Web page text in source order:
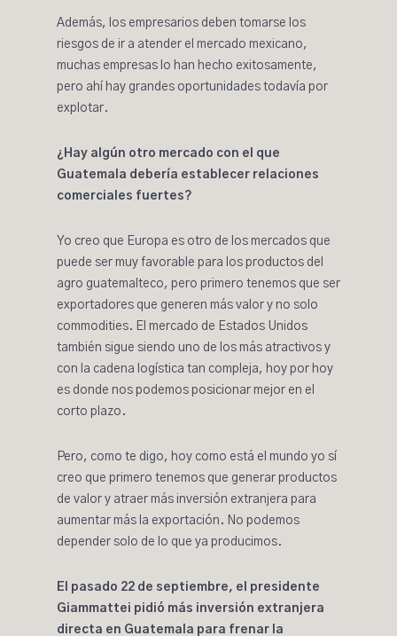
Además, los empresarios deben tomarse los
riesgos de ir a atender el mercado mexicano,
muchas empresas lo han hecho exitosamente,
pero ahí hay grandes oportunidades todavía por
explotar.
¿Hay algún otro mercado con el que
Guatemala debería establecer relaciones
comerciales fuertes?
Yo creo que Europa es otro de los mercados que
puede ser muy favorable para los productos del
agro guatemalteco, pero primero tenemos que ser
exportadores que generen más valor y no solo
commodities. El mercado de Estados Unidos
también sigue siendo uno de los más atractivos y
con la cadena logística tan compleja, hoy por hoy
es donde nos podemos posicionar mejor en el
corto plazo.
Pero, como te digo, hoy como está el mundo yo sí
creo que primero tenemos que generar productos
de valor y atraer más inversión extranjera para
aumentar más la exportación. No podemos
depender solo de lo que ya producimos.
El pasado 22 de septiembre, el presidente
Giammattei pidió más inversión extranjera
directa en Guatemala para frenar la